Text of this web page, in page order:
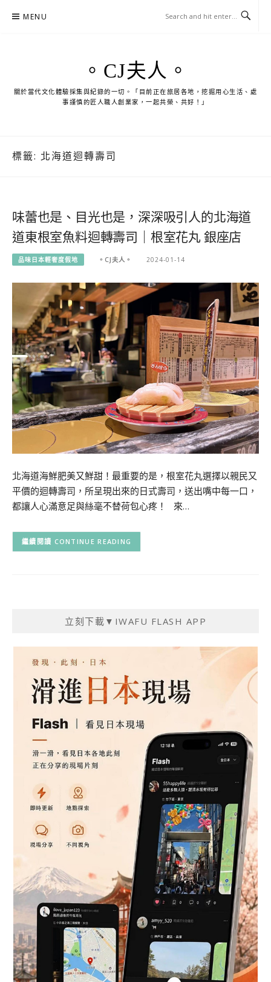
MENU
。CJ夫人。
關於當代文化體驗採集與紀錄的一切。「目前正在旅居各地，挖掘用心生活、處
事謹慎的匠人職人創業家，一起共榮、共好！」
標籤: 北海道迴轉壽司
味蕾也是、目光也是，深深吸引人的北海道
道東根室魚料迴轉壽司｜根室花丸 銀座店
品味日本輕奢度假地 。CJ夫人。 2024-01-14
北海道海鮮肥美又鮮甜！最重要的是，根室花丸選擇以親民又
平價的迴轉壽司，所呈現出來的日式壽司，送出嘴中每一口，
都讓人心滿意足與絲毫不替荷包心疼！ 來…
CONTINUE READING
立刻下載▼IWAFU FLASH APP